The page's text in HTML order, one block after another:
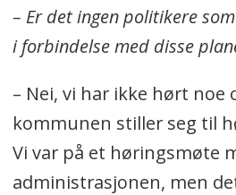
– Er det ingen politikere
i forbindelse med disse
– Nei, vi har ikke hørt noe
kommunen stiller seg til
Vi var på et høringsmøte
administrasjonen, men